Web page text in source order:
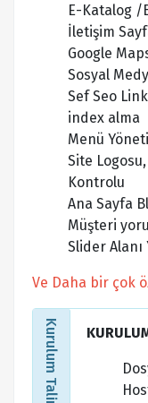
E-Katalog /
İletişim
Google
Sosyal
Sef Seo
index alma
Menü
Site
Kontrolu
Ana Sayfa
Müşteri
Slider Alanı
Ve Daha bir çok